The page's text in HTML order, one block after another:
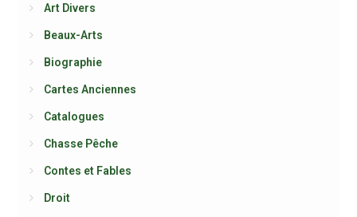
Art Divers
Beaux-Arts
Biographie
Cartes Anciennes
Catalogues
Chasse Pêche
Contes et Fables
Droit